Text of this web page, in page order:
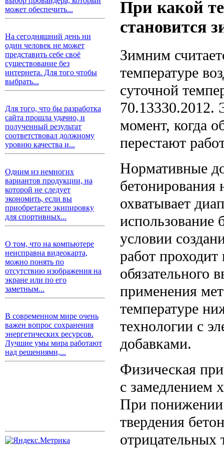
может обеспечить...
На сегодняшний день ни
один человек не может
представить себе своё
существование без
интернета. Для того чтобы
выбрать...
Для того, что бы разработка
сайта прошла удачно, и
полученный результат
соответствовал должному
уровню качества и...
Одним из немногих
вариантов продукции, на
которой не следует
экономить, если вы
приобретаете экипировку
для спортивных...
О том, что на компьютере
неисправна видеокарта,
можно понять по
отсутствию изображения на
экране или по его
заметным...
В современном мире очень
важен вопрос сохранения
энергетических ресурсов.
Лучшие умы мира работают
над решениями,...
При какой
становится
Зимним
температуре
суточной
70.13330.2012.
момент, когда
перестают
Нормативные
бетонирования
охватывает
использование
условии
работ проходит
обязательного
применения
температуре
технологии с
добавками.
Физическая
с замедлением
При понижении
твердения
отрицательных